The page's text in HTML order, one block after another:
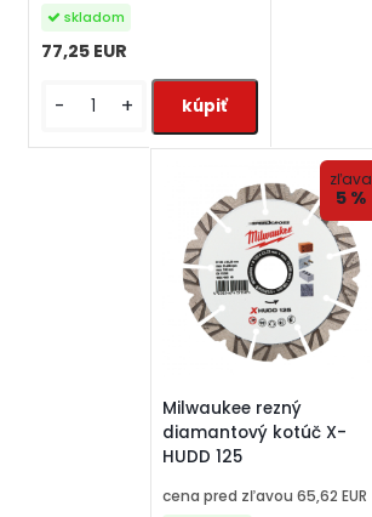
77,25 EUR
skladom
- +
Milwaukee rezný
diamantový kotúč X-
HUDD 125
cena pred zľavou 65,62 EUR
zľava
5 %